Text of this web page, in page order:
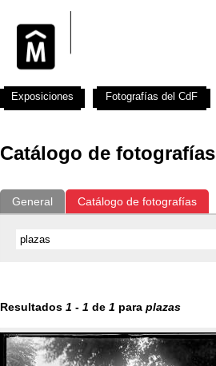
Catálogo de fotografías
General Catálogo de fotografías
Resultados 1 - 1 de 1 para plazas
Exposiciones Fotografías del CdF